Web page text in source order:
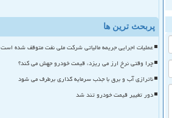
پربحث ترین ها
عملیات اجرایی جریمه مالیاتی شرکت ملی نفت متوقف شده است
چرا وقتی نرخ ارز می ریزد، قیمت خودرو جهش می کند؟
ناترازی آب و برق با جذب سرمایه گذاری برطرف می شود
دور تغییر قیمت خودرو تند شد